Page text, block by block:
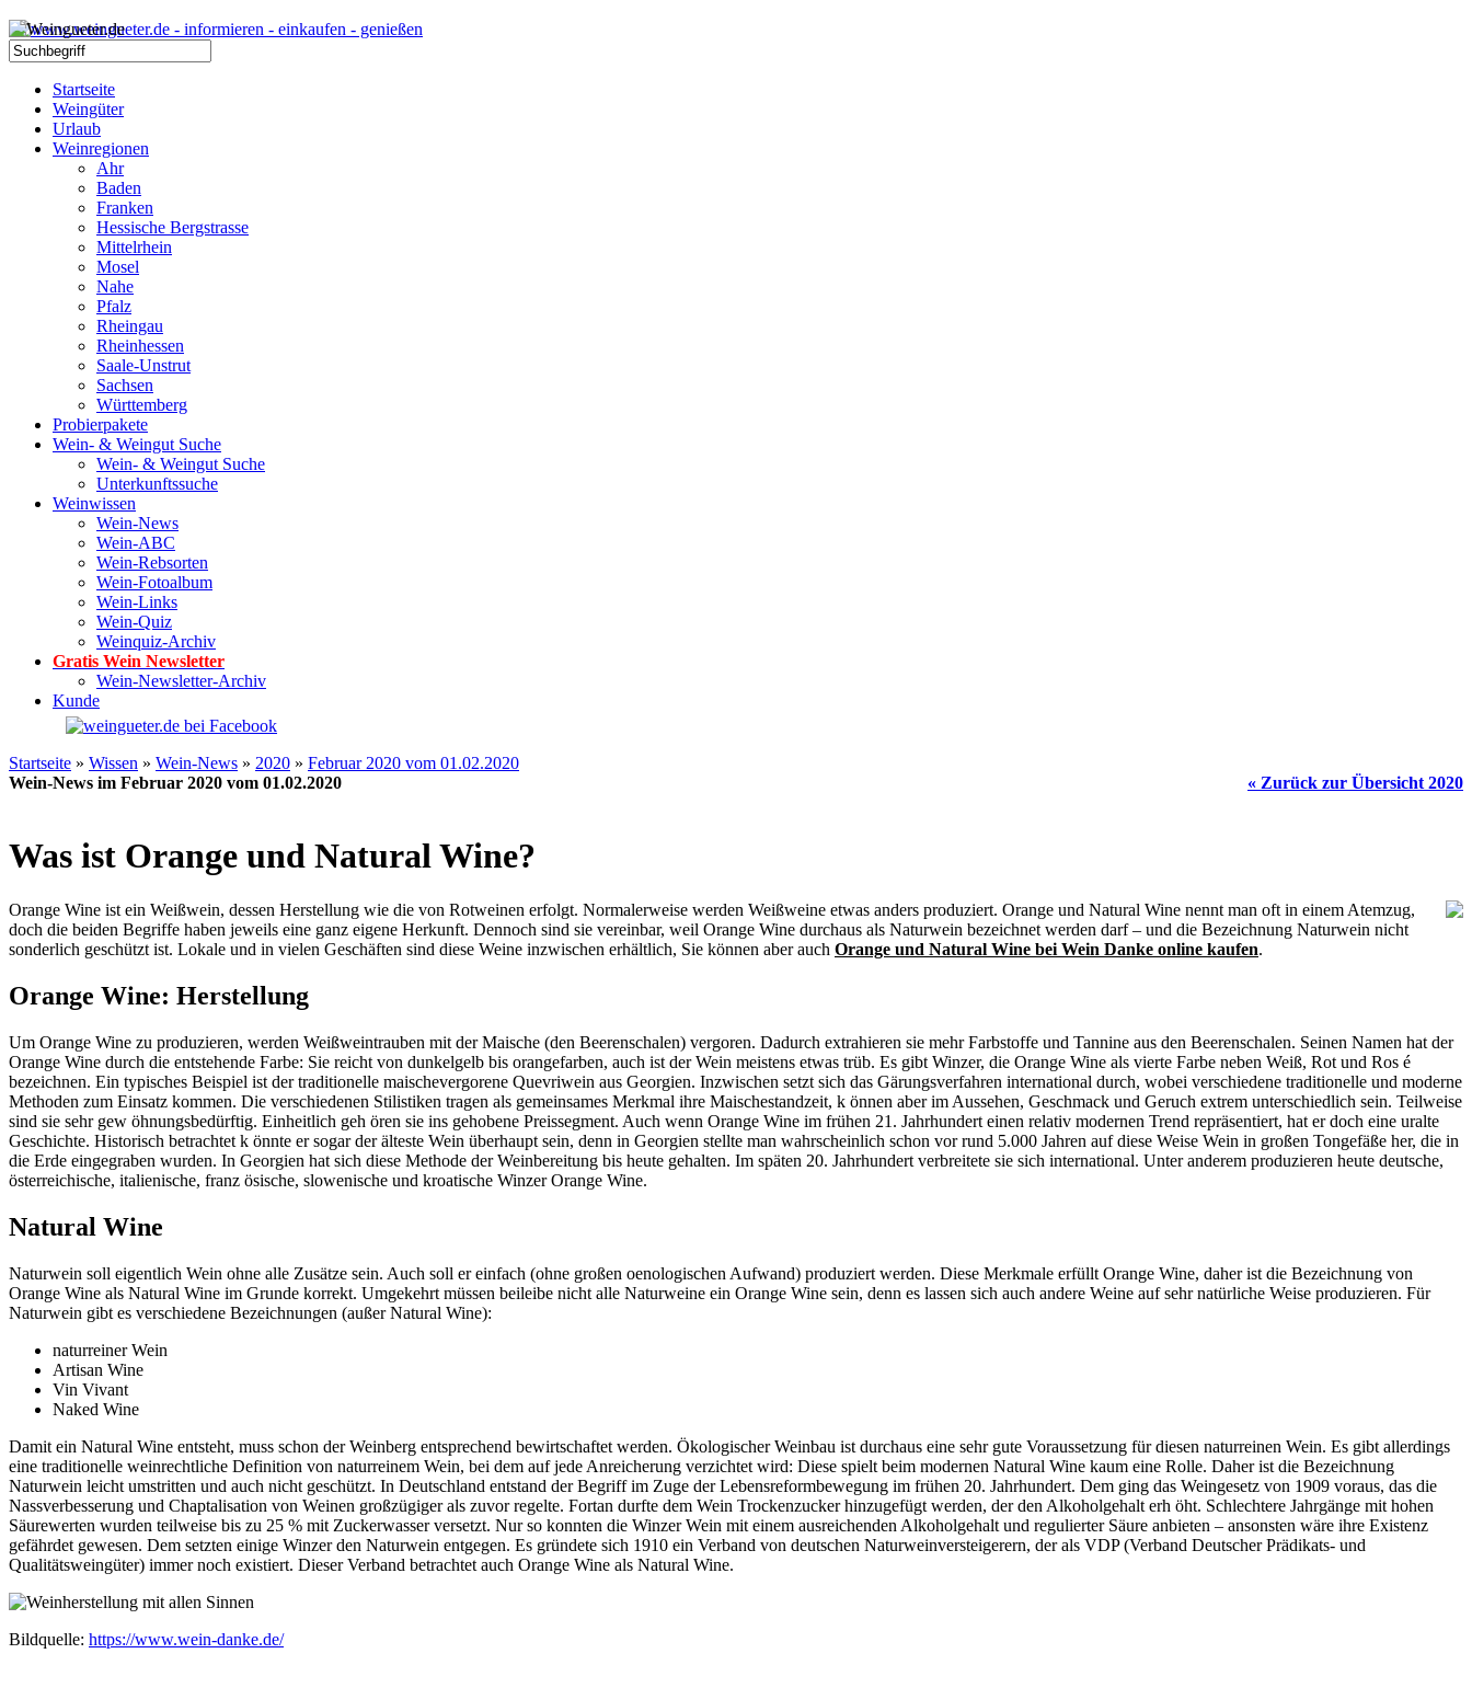
Startseite
Weingüter
Urlaub
Weinregionen
Ahr
Baden
Franken
Hessische Bergstrasse
Mittelrhein
Mosel
Nahe
Pfalz
Rheingau
Rheinhessen
Saale-Unstrut
Sachsen
Württemberg
Probierpakete
Wein- & Weingut Suche
Wein- & Weingut Suche
Unterkunftssuche
Weinwissen
Wein-News
Wein-ABC
Wein-Rebsorten
Wein-Fotoalbum
Wein-Links
Wein-Quiz
Weinquiz-Archiv
Gratis Wein Newsletter
Wein-Newsletter-Archiv
Kunde
Startseite » Wissen » Wein-News » 2020 » Februar 2020 vom 01.02.2020
Wein-News im Februar 2020 vom 01.02.2020
« Zurück zur Übersicht 2020
Was ist Orange und Natural Wine?
Orange Wine ist ein Weißwein, dessen Herstellung wie die von Rotweinen erfolgt. Normalerweise werden Weißweine etwas anders produziert. Orange und Natural Wine nennt man oft in einem Atemzug,
doch die beiden Begriffe haben jeweils eine ganz eigene Herkunft. Dennoch sind sie vereinbar, weil Orange Wine durchaus als Naturwein bezeichnet werden darf – und die Bezeichnung Naturwein nicht
sonderlich geschützt ist. Lokale und in vielen Geschäften sind diese Weine inzwischen erhältlich, Sie können aber auch Orange und Natural Wine bei Wein Danke online kaufen.
Orange Wine: Herstellung
Um Orange Wine zu produzieren, werden Weißweintrauben mit der Maische (den Beerenschalen) vergoren. Dadurch extrahieren sie mehr Farbstoffe und Tannine aus den Beerenschalen. Seinen Namen hat der
Orange Wine durch die entstehende Farbe: Sie reicht von dunkelgelb bis orangefarben, auch ist der Wein meistens etwas trüb. Es gibt Winzer, die Orange Wine als vierte Farbe neben Weiß, Rot und Ros é
bezeichnen. Ein typisches Beispiel ist der traditionelle maischevergorene Quevriwein aus Georgien. Inzwischen setzt sich das Gärungsverfahren international durch, wobei verschiedene traditionelle und moderne
Methoden zum Einsatz kommen. Die verschiedenen Stilistiken tragen als gemeinsames Merkmal ihre Maischestandzeit, k önnen aber im Aussehen, Geschmack und Geruch extrem unterschiedlich sein. Teilweise
sind sie sehr gew öhnungsbedürftig. Einheitlich geh ören sie ins gehobene Preissegment. Auch wenn Orange Wine im frühen 21. Jahrhundert einen relativ modernen Trend repräsentiert, hat er doch eine uralte
Geschichte. Historisch betrachtet k önnte er sogar der älteste Wein überhaupt sein, denn in Georgien stellte man wahrscheinlich schon vor rund 5.000 Jahren auf diese Weise Wein in großen Tongefäße her, die in
die Erde eingegraben wurden. In Georgien hat sich diese Methode der Weinbereitung bis heute gehalten. Im späten 20. Jahrhundert verbreitete sie sich international. Unter anderem produzieren heute deutsche,
österreichische, italienische, franz ösische, slowenische und kroatische Winzer Orange Wine.
Natural Wine
Naturwein soll eigentlich Wein ohne alle Zusätze sein. Auch soll er einfach (ohne großen oenologischen Aufwand) produziert werden. Diese Merkmale erfüllt Orange Wine, daher ist die Bezeichnung von
Orange Wine als Natural Wine im Grunde korrekt. Umgekehrt müssen beileibe nicht alle Naturweine ein Orange Wine sein, denn es lassen sich auch andere Weine auf sehr natürliche Weise produzieren. Für
Naturwein gibt es verschiedene Bezeichnungen (außer Natural Wine):
naturreiner Wein
Artisan Wine
Vin Vivant
Naked Wine
Damit ein Natural Wine entsteht, muss schon der Weinberg entsprechend bewirtschaftet werden. Ökologischer Weinbau ist durchaus eine sehr gute Voraussetzung für diesen naturreinen Wein. Es gibt allerdings
eine traditionelle weinrechtliche Definition von naturreinem Wein, bei dem auf jede Anreicherung verzichtet wird: Diese spielt beim modernen Natural Wine kaum eine Rolle. Daher ist die Bezeichnung
Naturwein leicht umstritten und auch nicht geschützt. In Deutschland entstand der Begriff im Zuge der Lebensreformbewegung im frühen 20. Jahrhundert. Dem ging das Weingesetz von 1909 voraus, das die
Nassverbesserung und Chaptalisation von Weinen großzügiger als zuvor regelte. Fortan durfte dem Wein Trockenzucker hinzugefügt werden, der den Alkoholgehalt erh öht. Schlechtere Jahrgänge mit hohen
Säurewerten wurden teilweise bis zu 25 % mit Zuckerwasser versetzt. Nur so konnten die Winzer Wein mit einem ausreichenden Alkoholgehalt und regulierter Säure anbieten – ansonsten wäre ihre Existenz
gefährdet gewesen. Dem setzten einige Winzer den Naturwein entgegen. Es gründete sich 1910 ein Verband von deutschen Naturweinversteigerern, der als VDP (Verband Deutscher Prädikats- und
Qualitätsweingüter) immer noch existiert. Dieser Verband betrachtet auch Orange Wine als Natural Wine.
Bildquelle: https://www.wein-danke.de/